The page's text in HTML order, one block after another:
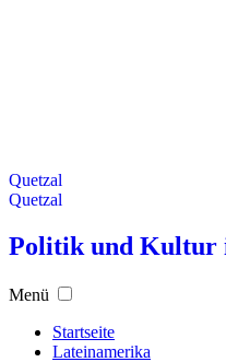
Quetzal
Quetzal
Politik und Kultur
Menü
Startseite
Lateinamerika